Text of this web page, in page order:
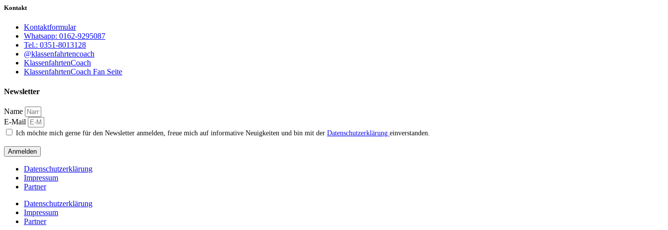
Kontakt
Kontaktformular
Whatsapp: 0162-9295087
Tel.: 0351-8013128
@klassenfahrtencoach
KlassenfahrtenCoach
KlassenfahrtenCoach Fan Seite
Newsletter
Name
E-Mail
Ich möchte mich gerne für den Newsletter anmelden, freue mich auf informative Neuigkeiten und bin mit der Datenschutzerklärung einverstanden.
Anmelden
Datenschutzerklärung
Impressum
Partner
Datenschutzerklärung
Impressum
Partner